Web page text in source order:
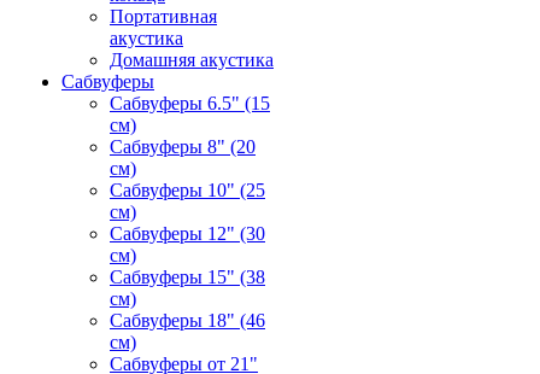
Портативная
акустика
Домашняя акустика
Сабвуферы
Сабвуферы 6.5" (15
см)
Сабвуферы 8" (20
см)
Сабвуферы 10" (25
см)
Сабвуферы 12" (30
см)
Сабвуферы 15" (38
см)
Сабвуферы 18" (46
см)
Сабвуферы от 21"